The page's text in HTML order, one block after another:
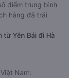
điểm trung bình
hàng đã trải
từ Yên Bái đi Hà
Nam: